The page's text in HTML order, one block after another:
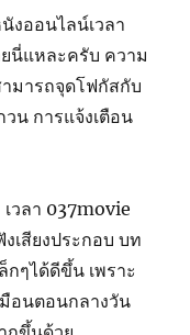
งออนไลน์เวลา
นี่แหละครับ ความ
ามารถจุดโฟกัสกับ
น การแจ้งเตือน
วลา 037movie
เสียงประกอบ บท
กๆได้ดีขึ้น เพราะ
อนตอนกลางวัน